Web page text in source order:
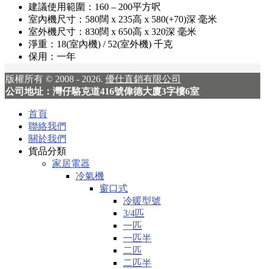
建議使用範圍：160 – 200平方呎
室內機尺寸：580闊 x 235高 x 580(+70)深 毫米
室外機尺寸：830闊 x 650高 x 320深 毫米
淨重：18(室內機) / 52(室外機) 千克
保用：一年
版權所有 © 2008 - 2026. 優仕直銷有限公司
公司地址：灣仔駱克道416號偉德大廈3字樓6室
首頁
聯絡我們
關於我們
貨品分類
家居電器
冷氣機
窗口式
冷暖型號
3/4匹
一匹
一匹半
二匹
二匹半